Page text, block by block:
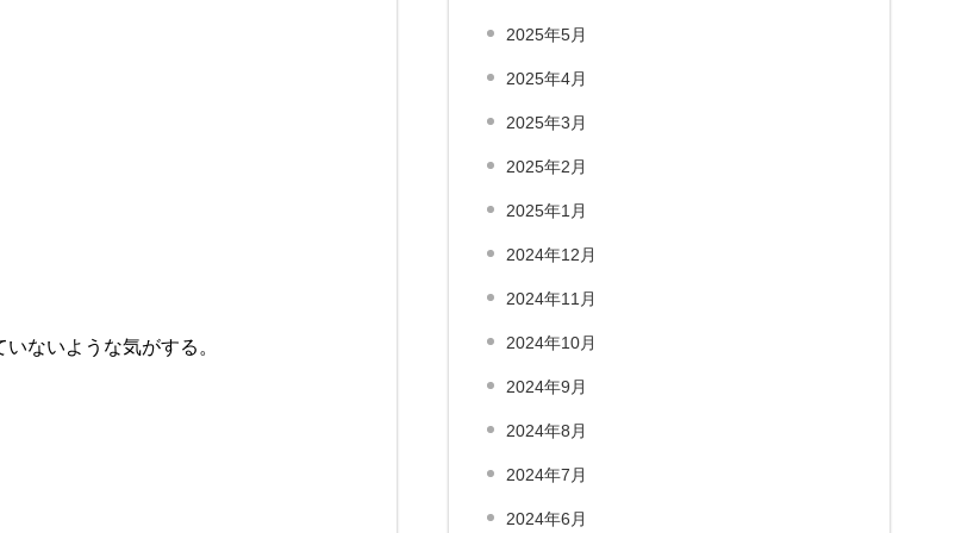
ないような気がする。
2025年5月
2025年4月
2025年3月
2025年2月
2025年1月
2024年12月
2024年11月
2024年10月
2024年9月
2024年8月
2024年7月
2024年6月